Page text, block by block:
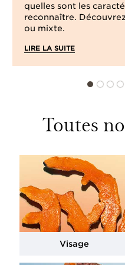
quelles sont les
reconnaître.
ou mixte.
LIRE LA SUITE
Toutes
Visage